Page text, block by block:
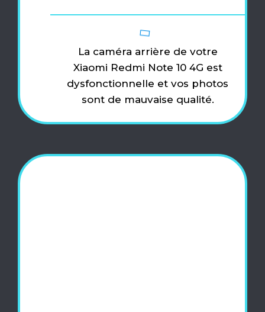
La caméra arrière de votre
Xiaomi Redmi Note 10 4G est
dysfonctionnelle et vos photos
sont de mauvaise qualité.